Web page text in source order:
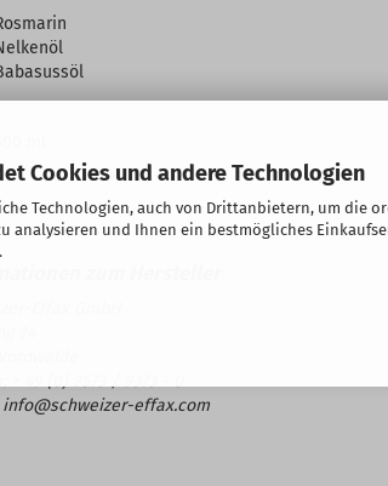
Cookies und andere Technologien
Technologien, auch von Drittanbietern, um die
analysieren und Ihnen ein bestmögliches
.
info@schweizer-effax.com